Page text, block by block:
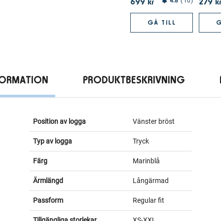
GÅ TILL
PRODUKTBESKRIVNING
Position av logga Vänster bröst
Typ av logga Tryck
Färg Marinblå
Ärmlängd Långärmad
Passform Regular fit